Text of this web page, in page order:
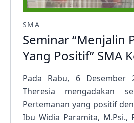
SMA
Seminar “Menjalin
Yang Positif” SMA
Pada Rabu, 6 Desember
Theresia mengadakan
Pertemanan yang positif
Ibu Widia Paramita, M.Psi.,